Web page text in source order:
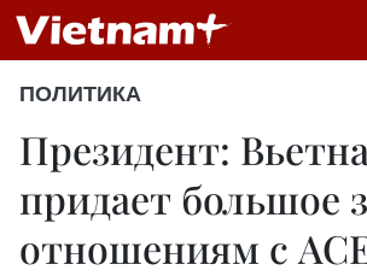
ПОЛИТИКА
Президент:
придает большое
отношениям с